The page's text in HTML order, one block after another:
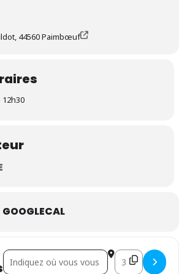
44560 Paimbœuf
12h30
GOOGLECAL
Address - Sur la plage de Belfast,Destination